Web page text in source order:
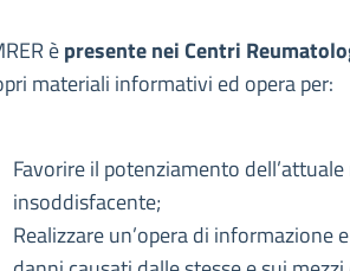
èpresente nei Centri
materiali informativi ed opera per:
Favorire il potenziamento
insoddisfacente;
Realizzare un’opera di